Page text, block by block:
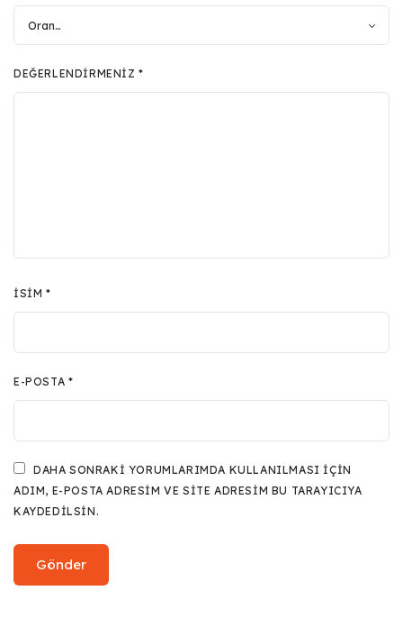
DEĞERLENDIRMENIZ*
İSIM*
E-POSTA *
DAHA SONRAKI YORUMLARIMDA KULLANILMASI IÇIN
ADIM, E-POSTA ADRESIM VE SITE ADRESIM BU TARAYICIYA
KAYDEDILSIN.